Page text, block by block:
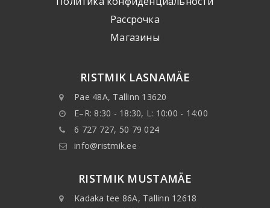
Рассрочка
Mагазины
RISTMIK LASNAMÄE
Pae 48A, Tallinn 13620
E–R: 8:30 - 18:30, L: 10:00 - 14:00
6 727 727, 50 79 024
info@ristmik.ee
RISTMIK MUSTAMÄE
Kadaka tee 86A, Tallinn 12618